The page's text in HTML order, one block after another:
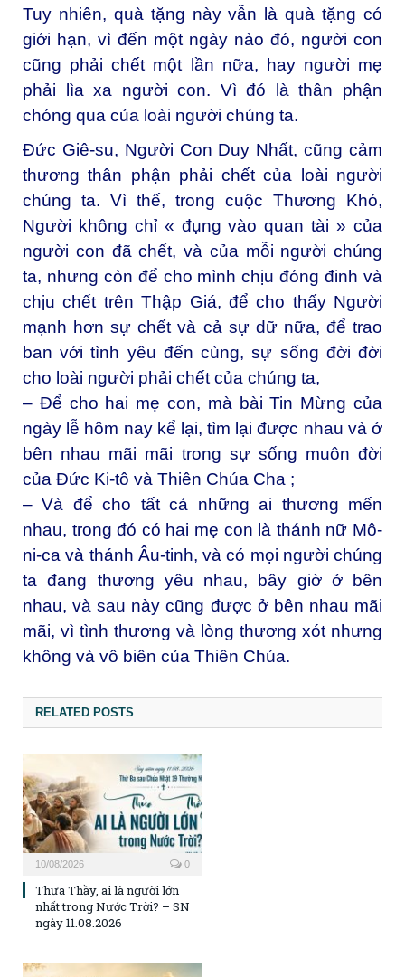
Tuy nhiên, quà tặng này vẫn là quà tặng có
giới hạn, vì đến một ngày nào đó, người con
cũng phải chết một lần nữa, hay người mẹ
phải lìa xa người con. Vì đó là thân phận
chóng qua của loài người chúng ta.
Đức Giê-su, Người Con Duy Nhất, cũng cảm
thương thân phận phải chết của loài người
chúng ta. Vì thế, trong cuộc Thương Khó,
Người không chỉ « đụng vào quan tài » của
người con đã chết, và của mỗi người chúng
ta, nhưng còn để cho mình chịu đóng đinh và
chịu chết trên Thập Giá, để cho thấy Người
mạnh hơn sự chết và cả sự dữ nữa, để trao
ban với tình yêu đến cùng, sự sống đời đời
cho loài người phải chết của chúng ta,
– Để cho hai mẹ con, mà bài Tin Mừng của
ngày lễ hôm nay kể lại, tìm lại được nhau và ở
bên nhau mãi mãi trong sự sống muôn đời
của Đức Ki-tô và Thiên Chúa Cha ;
– Và để cho tất cả những ai thương mến
nhau, trong đó có hai mẹ con là thánh nữ Mô-
ni-ca và thánh Âu-tinh, và có mọi người chúng
ta đang thương yêu nhau, bây giờ ở bên
nhau, và sau này cũng được ở bên nhau mãi
mãi, vì tình thương và lòng thương xót nhưng
không và vô biên của Thiên Chúa.
RELATED POSTS
10/08/2026 0
Thưa Thầy, ai là người lớn
nhất trong Nước Trời? – SN
ngày 11.08.2026